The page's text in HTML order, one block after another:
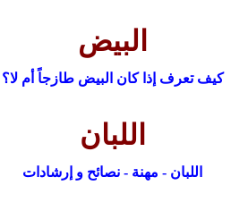
البيض
كيف تعرف إذا كان البيض طازجاً أم لا؟
اللبان
اللبان - مهنة - نصائح و إرشادات